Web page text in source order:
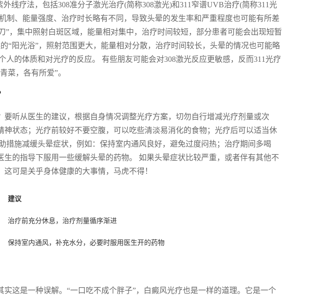
线疗法，包括308准分子激光治疗(简称308激光)和311窄谱UVB治疗(简称311光
制、能量强度、治疗时长略有不同，导致头晕的发生率和严重程度也可能有所差
”，集中照射白斑区域，能量相对集中，治疗时间较短，部分患者可能会出现短暂
“阳光浴”，照射范围更大，能量相对分散，治疗时间较长，头晕的情况也可能略
人的体质和对光疗的反应。 有些朋友可能会对308激光反应更敏感，反而311光疗
菜，各有所爱”。
要听从医生的建议，根据自身情况调整光疗方案，切勿自行增减光疗剂量或次
状态；光疗前较好不要空腹，可以吃些清淡易消化的食物；光疗后可以适当休
措施减缓头晕症状，例如：保持室内通风良好，避免过度闷热；治疗期间多喝
的指导下服用一些缓解头晕的药物。 如果头晕症状比较严重，或者伴有其他不
可是关乎身体健康的大事情，马虎不得！
建议
治疗前充分休息，治疗剂量循序渐进
保持室内通风，补充水分，必要时服用医生开的药物
这是一种误解。“一口吃不成个胖子”，白癜风光疗也是一样的道理。它是一个